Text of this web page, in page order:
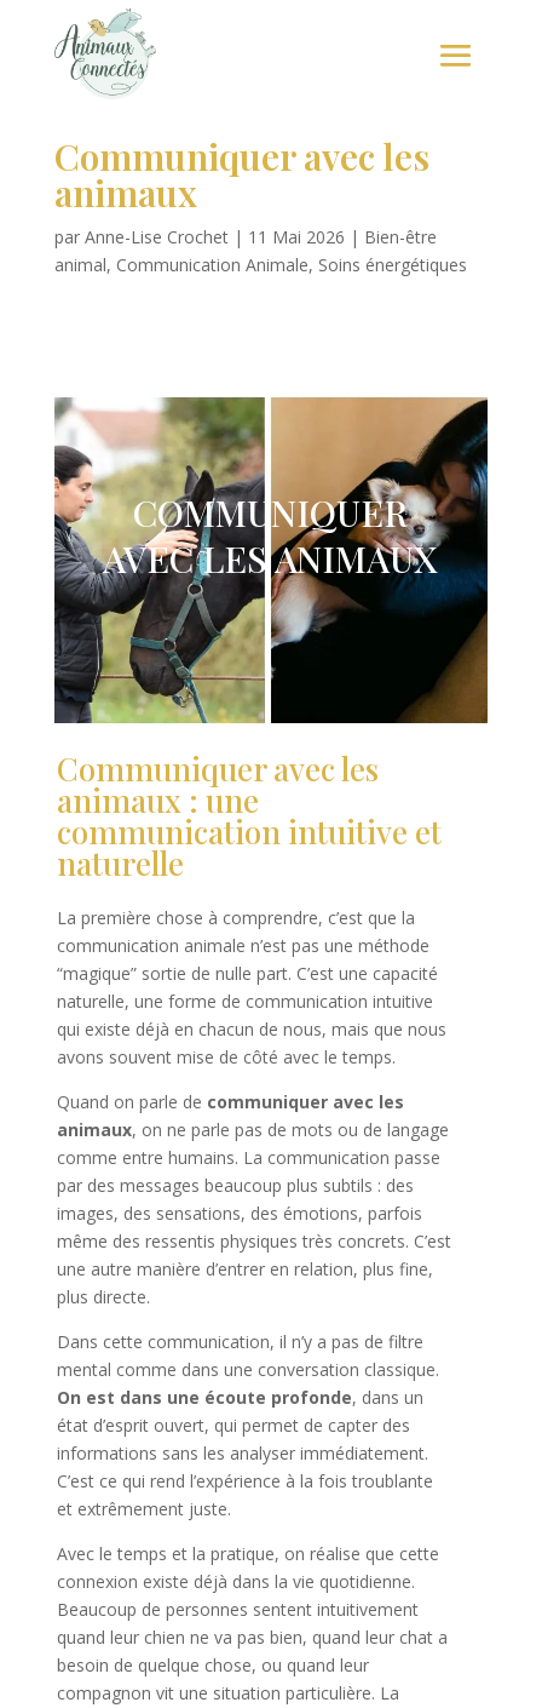
Communiquer avec les
animaux
par Anne-Lise Crochet| 11 Mai 2026 | Bien-être
animal, Communication Animale, Soins énergétiques
COMMUNIQUER
AVEC LES ANIMAUX
Communiquer avec les
animaux : une
communication intuitive et
naturelle
La première chose à comprendre, c’est que la
communication animale n’est pas une méthode
“magique” sortie de nulle part. C’est une capacité
naturelle, une forme de communication intuitive
qui existe déjà en chacun de nous, mais que nous
avons souvent mise de côté avec le temps.
Quand on parle de communiquer avec les
animaux, on ne parle pas de mots ou de langage
comme entre humains. La communication passe
par des messages beaucoup plus subtils : des
images, des sensations, des émotions, parfois
même des ressentis physiques très concrets. C’est
une autre manière d’entrer en relation, plus fine,
plus directe.
Dans cette communication, il n’y a pas de filtre
mental comme dans une conversation classique.
On est dans une écoute profonde, dans un
état d’esprit ouvert, qui permet de capter des
informations sans les analyser immédiatement.
C’est ce qui rend l’expérience à la fois troublante
et extrêmement juste.
Avec le temps et la pratique, on réalise que cette
connexion existe déjà dans la vie quotidienne.
Beaucoup de personnes sentent intuitivement
quand leur chien ne va pas bien, quand leur chat a
besoin de quelque chose, ou quand leur
compagnon vit une situation particulière. La